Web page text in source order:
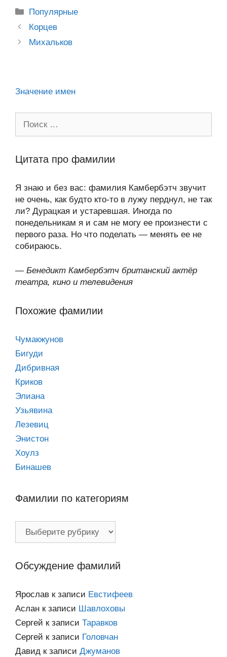
kl
a
ss
b
s
A
p
gr
a
m
Рубрики
Популярные
Post
navigation
Корцев
Михальков
Значение имен
Цитата про фамилии
Я знаю и без вас: фамилия Камбербэтч звучит
не очень, как будто кто-то в лужу перднул, не так
ли? Дурацкая и устаревшая. Иногда по
понедельникам я и сам не могу ее произнести с
первого раза. Но что поделать — менять ее не
собираюсь.
— Бенедикт Камбербэтч британский актёр
театра, кино и телевидения
Похожие фамилии
Чумакжунов
Бигуди
Дибривная
Криков
Элиана
Узьявина
Лезевиц
Энистон
Хоулз
Бинашев
Фамилии по категориям
Фамилии
Обсуждение фамилий
Ярослав к записи Евстифеев
Аслан к записи Шавлоховы
Сергей к записи Таравков
Сергей к записи Головчан
Давид к записи Джуманов